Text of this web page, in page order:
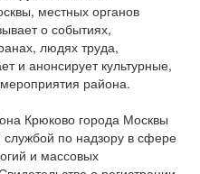
местных органов
о событиях,
людях труда,
и анонсирует культурные,
района.
Крюково города Москвы
по надзору в сфере
и массовых